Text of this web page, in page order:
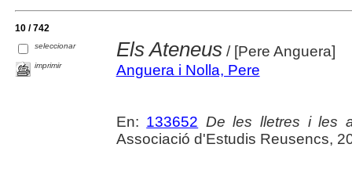
10 / 742
seleccionar
imprimir
Els Ateneus/ [Pere Anguera]
Anguera i Nolla, Pere
En: 133652 De les lletres i les
Associació d'Estudis Reusencs,